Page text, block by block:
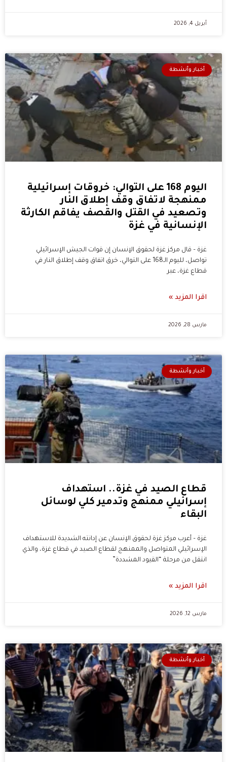
أبريل 4, 2026
أخبار وأنشطة
اليوم 168 على التوالي: خروقات إسرائيلية
ممنهجة لاتفاق وقف إطلاق النار
وتصعيد في القتل والقصف يفاقم الكارثة
الإنسانية في غزة
غزة – قال مركز غزة لحقوق الإنسان إن قوات الجيش الإسرائيلي
تواصل، لليوم الـ168 على التوالي، خرق اتفاق وقف إطلاق النار في
قطاع غزة، عبر
اقرا المزيد »
مارس 28, 2026
أخبار وأنشطة
قطاع الصيد في غزة.. استهداف
إسرائيلي ممنهج وتدمير كلي لوسائل
البقاء
غزة – أعرب مركز غزة لحقوق الإنسان عن إدانته الشديدة للاستهداف
الإسرائيلي المتواصل والممنهج لقطاع الصيد في قطاع غزة، والذي
انتقل من مرحلة “القيود المشددة”
اقرا المزيد »
مارس 12, 2026
أخبار وأنشطة